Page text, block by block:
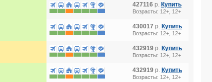
427116 р. Купить
Возрасты: 12+, 12+
430017 р. Купить
Возрасты: 12+, 12+
432919 р. Купить
Возрасты: 12+, 12+
432919 р. Купить
Возрасты: 12+, 12+